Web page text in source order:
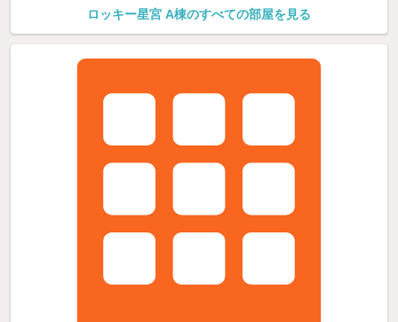
ロッキー星宮 A棟のすべての部屋を見る